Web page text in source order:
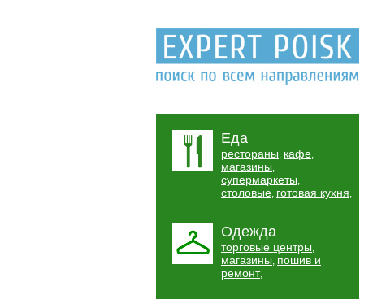
Еда
рестораны, кафе,
магазины,
супермаркеты,
столовые, готовая кухня,
Одежда
торговые центры,
магазины, пошив и
ремонт,